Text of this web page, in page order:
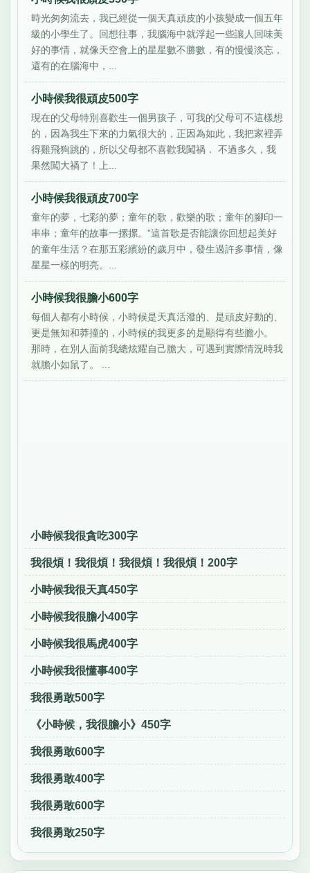
時光匆匆流去，我已經從一個天真頑皮的小孩變成一個五年
級的小學生了。回想往事，我腦海中就浮起一些讓人回味美
好的事情，就像天空會上的星星數不勝數，有的慢慢淡忘，
還有的在腦海中，...
小時候我很頑皮500字
現在的父母特別喜歡生一個男孩子，可我的父母可不這樣想
的，因為我生下來的力氣很大的，正因為如此，我把家裡弄
得雞飛狗跳的，所以父母都不喜歡我闖禍． 不過多久，我
果然闖大禍了！上...
小時候我很頑皮700字
童年的夢，七彩的夢；童年的歌，歡樂的歌；童年的腳印一
串串；童年的故事一摞摞。”這首歌是否能讓你回想起美好
的童年生活？在那五彩繽紛的歲月中，發生過許多事情，像
星星一樣的明亮。...
小時候我很膽小600字
每個人都有小時候，小時候是天真活潑的、是頑皮好動的、
更是無知和莽撞的，小時候的我更多的是顯得有些膽小。
那時，在別人面前我總炫耀自己膽大，可遇到實際情況時我
就膽小如鼠了。 ...
小時候我很貪吃300字
我很煩！我很煩！我很煩！我很煩！200字
小時候我很天真450字
小時候我很膽小400字
小時候我很馬虎400字
小時候我很懂事400字
我很勇敢500字
《小時候，我很膽小》450字
我很勇敢600字
我很勇敢400字
我很勇敢600字
我很勇敢250字